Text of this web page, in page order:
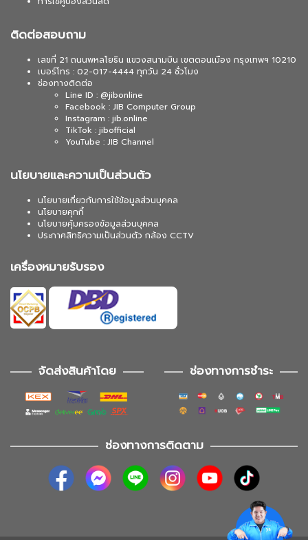
ติดต่อสอบถาม
เลขที่ 21 ถนนพหลโยธิน แขวงสนามบิน เขตดอนเมือง กรุงเทพฯ 10210
เบอร์โทร : 02-017-4444 ทุกวัน 24 ชั่วโมง
ช่องทางติดต่อ
Line ID : @jibonline
Facebook : JIB Computer Group
Instagram : jib.online
TikTok : jibofficial
YouTube : JIB Channel
นโยบายและความเป็นส่วนตัว
นโยบายเกี่ยวกับการใช้ข้อมูลส่วนบุคคล
นโยบายคุกกี้
นโยบายคุ้มครองข้อมูลส่วนบุคคล
ประกาศสิทธิความเป็นส่วนตัว กล้อง CCTV
เครื่องหมายรับรอง
จัดส่งสินค้าโดย ช่องทางการชำระ
ช่องทางการติดตาม